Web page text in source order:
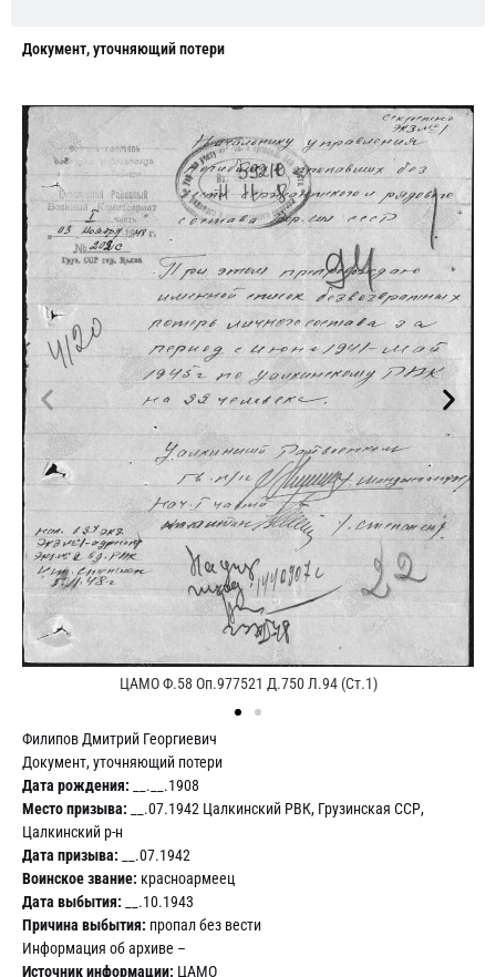
Документ, уточняющий потери
ЦАМО Ф.58 Оп.977521 Д.750 Л.94 (Ст.1)
Филипов Дмитрий Георгиевич
Документ, уточняющий потери
Дата рождения: __.__.1908
Место призыва: __.07.1942 Цалкинский РВК, Грузинская ССР,
Цалкинский р-н
Дата призыва: __.07.1942
Воинское звание: красноармеец
Дата выбытия: __.10.1943
Причина выбытия: пропал без вести
Информация об архиве –
Источник информации: ЦАМО